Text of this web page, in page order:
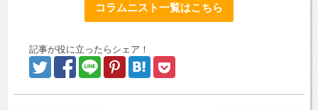
コラムニスト一覧はこちら
記事が役に立ったらシェア！